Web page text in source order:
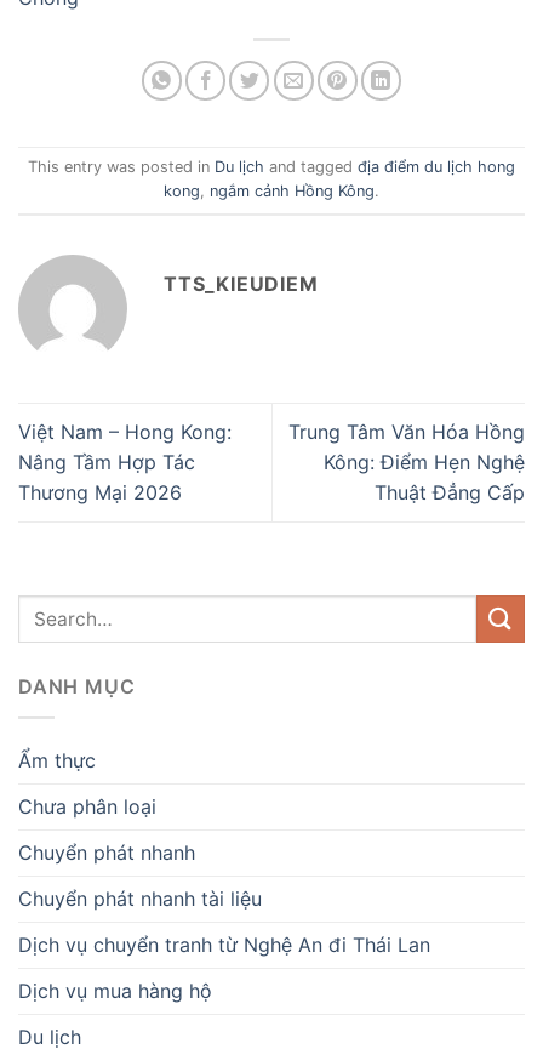
This entry was posted in Du lịch and tagged địa điểm du lịch hong
kong
ngắm cảnh Hồng Kông.
TTS_KIEUDIEM
Việt Nam – Hong Kong:
Nâng Tầm Hợp Tác
Thương Mại 2026
Trung Tâm Văn Hóa Hồng
Kông: Điểm Hẹn Nghệ
Thuật Đẳng Cấp
DANH MỤC
Ẩm thực
Chưa phân loại
Chuyển phát nhanh
Chuyển phát nhanh tài liệu
Dịch vụ chuyển tranh từ Nghệ An đi Thái Lan
Dịch vụ mua hàng hộ
Du lịch